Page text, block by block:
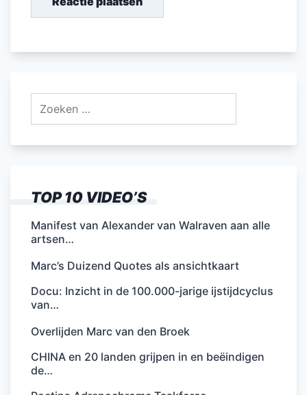
Zoeken
TOP 10 VIDEO’S
Manifest van Alexander van Walraven aan alle
artsen…
Marc’s Duizend Quotes als ansichtkaart
Docu: Inzicht in de 100.000-jarige ijstijdcyclus
van…
Overlijden Marc van den Broek
CHINA en 20 landen grijpen in en beëindigen
de…